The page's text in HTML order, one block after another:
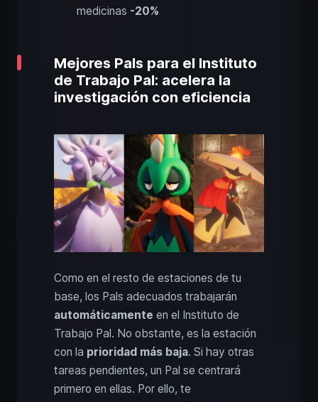
medicinas -20%
Mejores Pals para el Instituto
de Trabajo Pal: acelera la
investigación con eficiencia
Como en el resto de estaciones de tu
base, los Pals adecuados trabajarán
automáticamente en el Instituto de
Trabajo Pal. No obstante, es la estación
con la prioridad más baja. Si hay otras
tareas pendientes, un Pal se centrará
primero en ellas. Por ello, te